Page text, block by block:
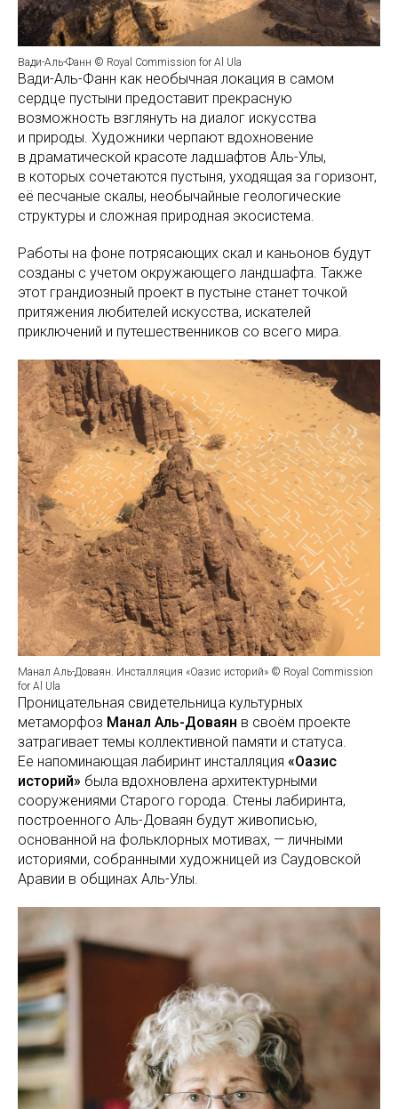
Вади-Аль-Фанн © Royal Commission for Al Ula
Вади-Аль-Фанн как необычная локация в самом
сердце пустыни предоставит прекрасную
возможность взглянуть на диалог искусства
и природы. Художники черпают вдохновение
в драматической красоте ладшафтов Аль-Улы,
в которых сочетаются пустыня, уходящая за горизонт,
её песчаные скалы, необычайные геологические
структуры и сложная природная экосистема.
Работы на фоне потрясающих скал и каньонов будут
созданы с учетом окружающего ландшафта. Также
этот грандиозный проект в пустыне станет точкой
притяжения любителей искусства, искателей
приключений и путешественников со всего мира.
Манал Аль-Доваян. Инсталляция «Оазис историй» © Royal Commission
for Al Ula
Проницательная свидетельница культурных
метаморфоз Манал Аль-Доваян в своём проекте
затрагивает темы коллективной памяти и статуса.
Ее напоминающая лабиринт инсталляция «Оазис
историй» была вдохновлена архитектурными
сооружениями Старого города. Стены лабиринта,
построенного Аль-Доваян будут живописью,
основанной на фольклорных мотивах, — личными
историями, собранными художницей из Саудовской
Аравии в общинах Аль-Улы.